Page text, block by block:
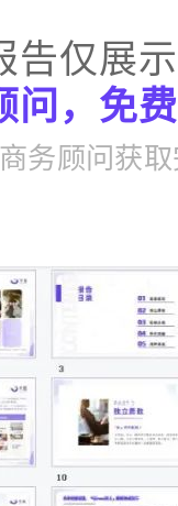
告仅展
问，免
务顾问获